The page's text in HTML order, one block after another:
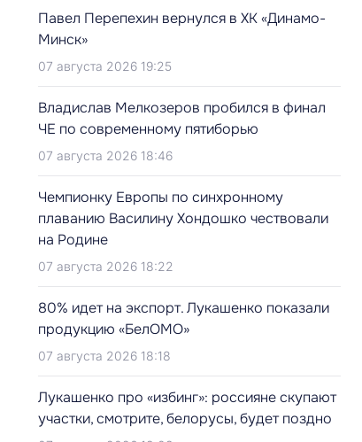
Павел Перепехин вернулся в ХК «Динамо-
Минск»
07 августа 2026 19:25
Владислав Мелкозеров пробился в финал
ЧЕ по современному пятиборью
07 августа 2026 18:46
Чемпионку Европы по синхронному
плаванию Василину Хондошко чествовали
на Родине
07 августа 2026 18:22
80% идет на экспорт. Лукашенко показали
продукцию «БелОМО»
07 августа 2026 18:18
Лукашенко про «избинг»: россияне скупают
участки, смотрите, белорусы, будет поздно